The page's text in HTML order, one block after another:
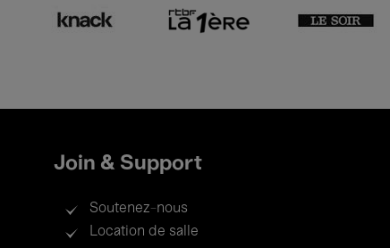
Join & Support
Soutenez-nous
Location de salle